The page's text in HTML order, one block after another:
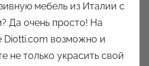
т
о
р
о
мебель из Италии с
Да очень просто! На
Diotti.com возможно и
не только украсить свой